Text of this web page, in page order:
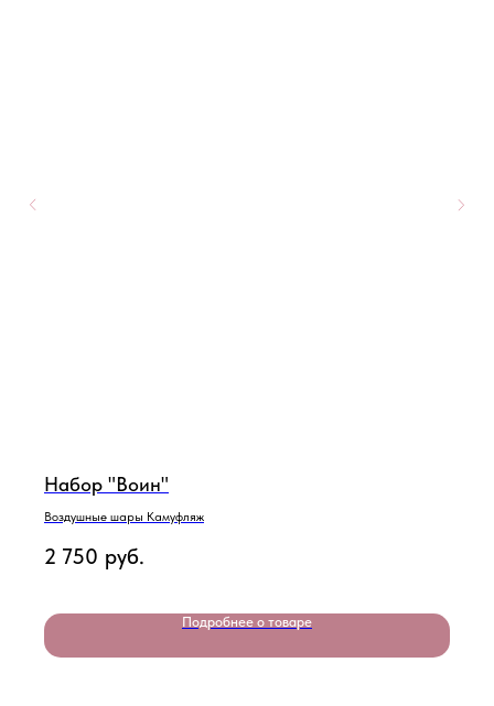
Набор "Воин"
Воздушные шары Камуфляж
2 750 руб.
Подробнее о товаре